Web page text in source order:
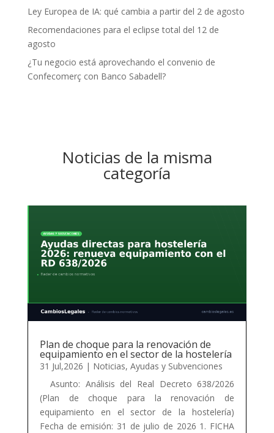
Ley Europea de IA: qué cambia a partir del 2 de agosto
Recomendaciones para el eclipse total del 12 de
agosto
¿Tu negocio está aprovechando el convenio de
Confecomerç con Banco Sabadell?
Noticias de la misma
categoría
Plan de choque para la renovación de
equipamiento en el sector de la hostelería
31 Jul,2026 | Noticias, Ayudas y Subvenciones
Asunto: Análisis del Real Decreto 638/2026
(Plan de choque para la renovación de
equipamiento en el sector de la hostelería)
Fecha de emisión: 31 de julio de 2026 1. FICHA